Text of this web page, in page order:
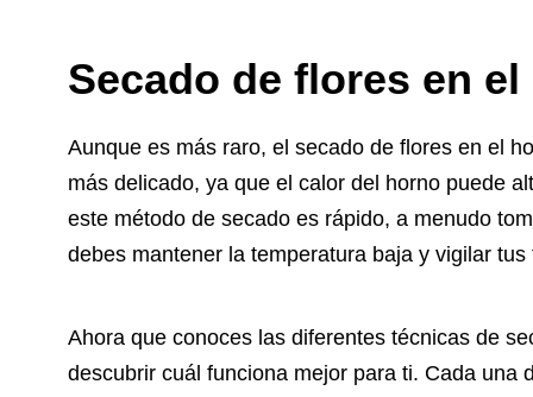
Secado de flores en
Aunque es más raro, el secado de flores en el
más delicado, ya que el calor del horno puede
este método de secado es rápido, a menudo
debes mantener la temperatura baja y vigilar
Ahora que conoces las diferentes técnicas de
descubrir cuál funciona mejor para ti. Cada una